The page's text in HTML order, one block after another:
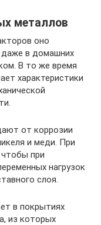
металлов
оно
даже в домашних
В то же время
характеристики
от коррозии
и меди. При
при
нагрузок
слоя.
в покрытиях
из которых